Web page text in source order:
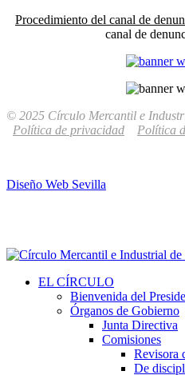
Procedimiento del canal de
canal de
© 2025 Círculo Mercantil e
Política de privacidad
Política
Diseño Web Sevilla
EL CÍRCULO
Bienvenida del
Órganos de Gobierno
Junta Directiva
Comisiones
Revisora
De